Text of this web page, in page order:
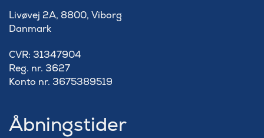
Livøvej 2A, 8800, Viborg
Danmark
​CVR: 31347904
Reg. nr. 3627
Konto nr. 3675389519
Åbningstider